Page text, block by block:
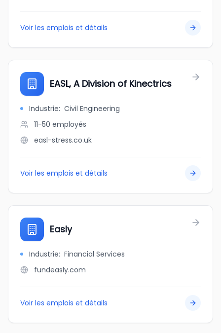
Voir les emplois et détails
EASL, A Division of Kinectrics
Industrie: Civil Engineering
11-50 employés
easl-stress.co.uk
Voir les emplois et détails
Easly
Industrie: Financial Services
fundeasly.com
Voir les emplois et détails